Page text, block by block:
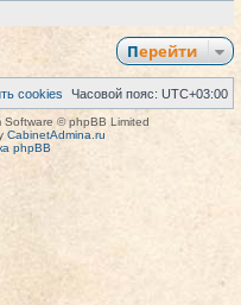
Перейти
Часовой пояс: UTC+03:00
cookies
Software © phpBB Limited
CabinetAdmina.ru
phpBB